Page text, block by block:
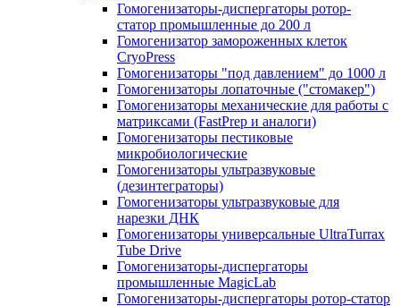
Гомогенизаторы-диспергаторы ротор-
статор промышленные до 200 л
Гомогенизатор замороженных клеток
CryoPress
Гомогенизаторы "под давлением" до 1000 л
Гомогенизаторы лопаточные ("стомакер")
Гомогенизаторы механические для работы с
матриксами (FastPrep и аналоги)
Гомогенизаторы пестиковые
микробиологические
Гомогенизаторы ультразвуковые
(дезинтеграторы)
Гомогенизаторы ультразвуковые для
нарезки ДНК
Гомогенизаторы универсальные UltraTurrax
Tube Drive
Гомогенизаторы-диспергаторы
промышленные MagicLab
Гомогенизаторы-диспергаторы ротор-статор